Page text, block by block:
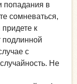
попадания в
сомневаться,
придете к
подлинной
с
Не